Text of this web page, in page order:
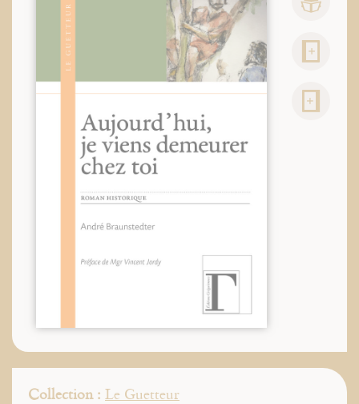
Collection : Le Guetteur